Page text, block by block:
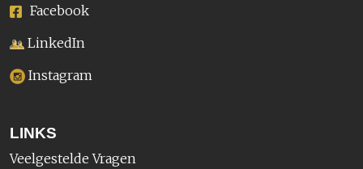
Facebook
LinkedIn
Instagram
LINKS
Veelgestelde Vragen